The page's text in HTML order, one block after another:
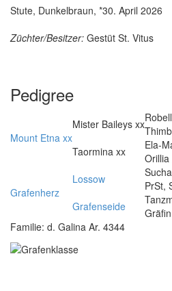
Stute, Dunkelbraun, *30. April 2026
Züchter/Besitzer: Gestüt St. Vitus
Pedigree
Mount Etna xx
Mister Baileys xx
Taormina xx
Ela-
Orillia
Grafenherz
Lossow
PrSt,
Grafenseide
Familie: d. Galina Ar. 4344